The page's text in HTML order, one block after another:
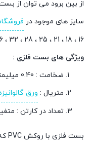
از بین برود می توان از
سایز های موجود در
16 ، 18 ، 21 ، 25 ، 28 ، 32 ، 36 ، 45 ، 50 میلیمتر
ویژگی های بست فلزی :
ضخامت : 0.40 میلیمتر
متریال : ورق
تعداد در کارتن :
بست فلزی با روکش PVC که بیشترین کاربرد آن برای